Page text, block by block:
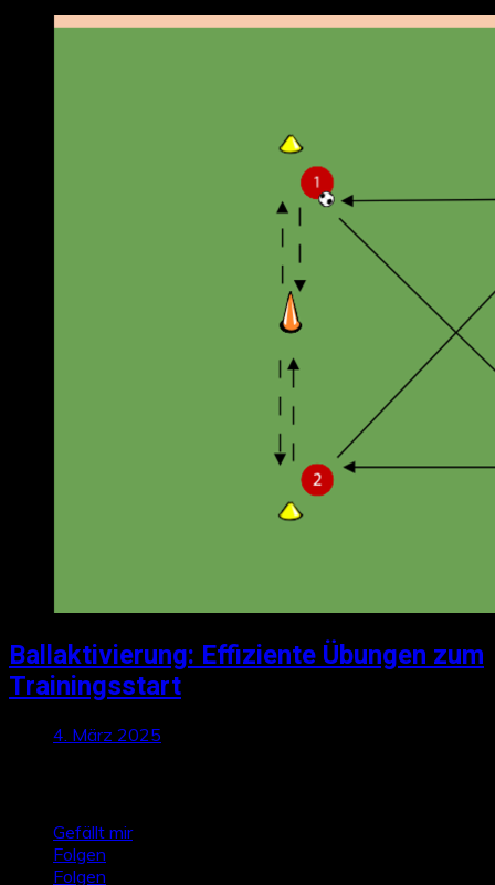
Ballaktivierung: Effiziente Übungen zum
Trainingsstart
4. März 2025
Gefällt mir
Folgen
Folgen